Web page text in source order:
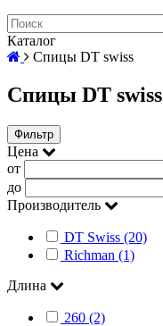
Каталог
Спицы DT swiss
Спицы DT swiss
Фильтр
Цена
от
до
Производитель
DT Swiss (20)
Richman (1)
Длина
260 (2)